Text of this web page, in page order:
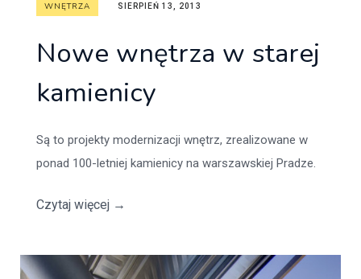
WNĘTRZA SIERPIEŃ 13, 2013
Nowe wnętrza w starej
kamienicy
Są to projekty modernizacji wnętrz, zrealizowane w
ponad 100-letniej kamienicy na warszawskiej Pradze.
Czytaj więcej →